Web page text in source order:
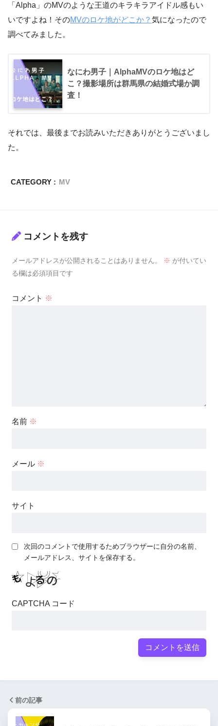
「Alpha」のMVのような王道のキラキラアイドル感もい
いですよね！そのMVのロケ地がどこか？ 気になったので
調べてみました。
なにわ男子｜AlphaMVのロケ地はど
こ？撮影場所は群馬県の結婚式場か調
査！
それでは、最後までお読みいただきありがとうございまし
た。
CATEGORY : MV
コメントを残す
メールアドレスが公開されることはありません。 ※ が付いてい
る欄は必須項目です
コメント ※
名前 ※
メール ※
サイト
次回のコメントで使用するためブラウザーに自分の名前、
メールアドレス、サイトを保存する。
CAPTCHA コード
前の記事